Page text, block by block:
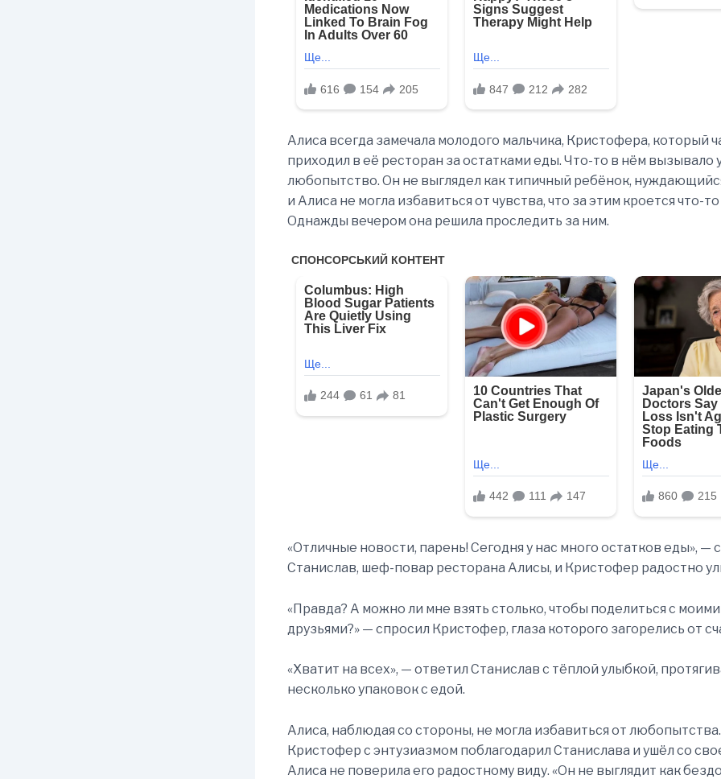
Алиса всегда замечала молодого мальчика, Кристофера, который
приходил в её ресторан за остатками еды. Что-то в нём вызывало
любопытство. Он не выглядел как типичный ребёнок,
и Алиса не могла избавиться от чувства, что за этим кроется что-
Однажды вечером она решила проследить за ним.
«Отличные новости, парень! Сегодня у нас много остатков еды», —
Станислав, шеф-повар ресторана Алисы, и Кристофер радостно
«Правда? А можно ли мне взять столько, чтобы поделиться с моими
друзьями?» — спросил Кристофер, глаза которого загорелись от
«Хватит на всех», — ответил Станислав с тёплой улыбкой,
несколько упаковок с едой.
Алиса, наблюдая со стороны, не могла избавиться от любопытства.
Кристофер с энтузиазмом поблагодарил Станислава и ушёл со
Алиса не поверила его радостному виду. «Он не выглядит как